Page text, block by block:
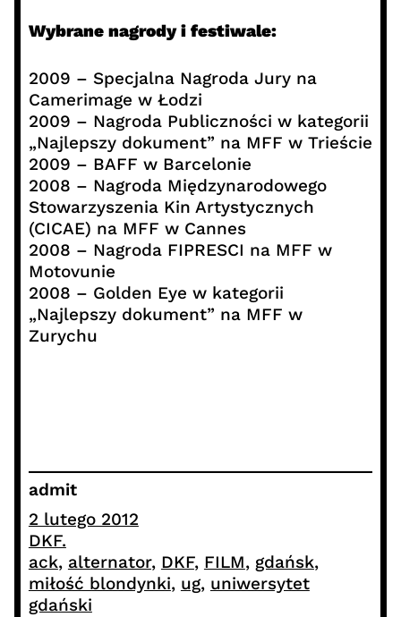
Wybrane nagrody i festiwale:
2009 – Specjalna Nagroda Jury na
Camerimage w Łodzi
2009 – Nagroda Publiczności w kategorii
„Najlepszy dokument” na MFF w Trieście
2009 – BAFF w Barcelonie
2008 – Nagroda Międzynarodowego
Stowarzyszenia Kin Artystycznych
(CICAE) na MFF w Cannes
2008 – Nagroda FIPRESCI na MFF w
Motovunie
2008 – Golden Eye w kategorii
„Najlepszy dokument” na MFF w
Zurychu
admit
2 lutego 2012
DKF.
ack, alternator, DKF, FILM, gdańsk ,
miłość blondynki, ug, uniwersytet
gdański